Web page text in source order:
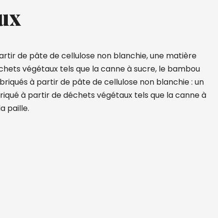
de pâte de cellulose non blanchie, une matière
végétaux tels que la canne à sucre, le bambou
à partir de pâte de cellulose non blanchie : un
à partir de déchets végétaux tels que la canne à
paille.